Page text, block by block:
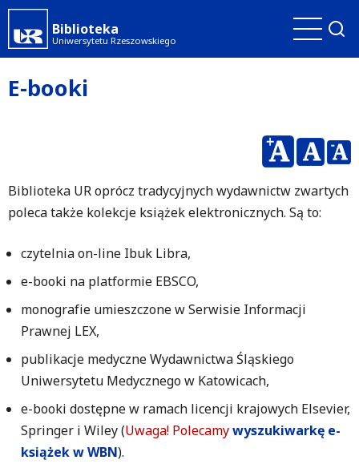
Przejdź
do
treści
Biblioteka
Uniwersytetu Rzeszowskiego
E-booki
Biblioteka UR oprócz tradycyjnych wydawnictw zwartych
poleca także kolekcje książek elektronicznych. Są to:
czytelnia on-line Ibuk Libra,
e-booki na platformie EBSCO,
monografie umieszczone w Serwisie Informacji
Prawnej LEX,
publikacje medyczne Wydawnictwa Śląskiego
Uniwersytetu Medycznego w Katowicach,
e-booki dostępne w ramach licencji krajowych Elsevier,
Springer i Wiley (Uwaga! Polecamywyszukiwarkę e-
książek w WBN).